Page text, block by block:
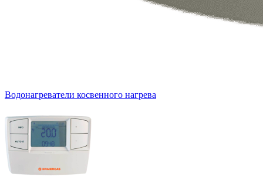
Водонагреватели косвенного нагрева